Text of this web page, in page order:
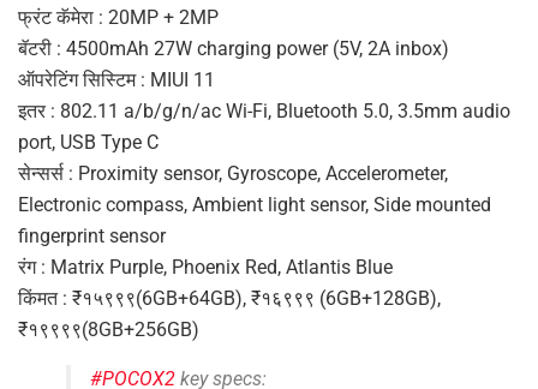
फ्रंट कॅमेरा : 20MP + 2MP
बॅटरी : 4500mAh 27W charging power (5V, 2A inbox)
ऑपरेटिंग सिस्टिम : MIUI 11
इतर : 802.11 a/b/g/n/ac Wi-Fi, Bluetooth 5.0, 3.5mm audio
port, USB Type C
सेन्सर्स : Proximity sensor, Gyroscope, Accelerometer,
Electronic compass, Ambient light sensor, Side mounted
fingerprint sensor
रंग : Matrix Purple, Phoenix Red, Atlantis Blue
किंमत : ₹१५९९९(6GB+64GB), ₹१६९९९ (6GB+128GB),
₹१९९९९(8GB+256GB)
#POCOX2 key specs: